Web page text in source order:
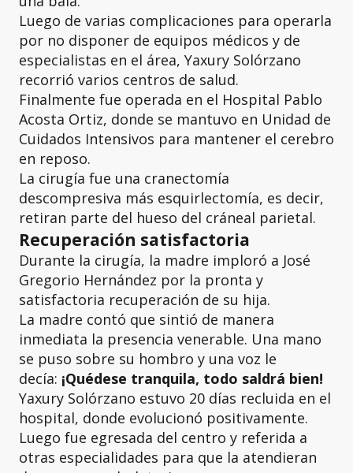
Luego de varias complicaciones para operarla
por no disponer de equipos médicos y de
especialistas en el área, Yaxury Solórzano
recorrió varios centros de salud.
Finalmente fue operada en el Hospital Pablo
Acosta Ortiz, donde se mantuvo en Unidad de
Cuidados Intensivos para mantener el cerebro
en reposo.
La cirugía fue una cranectomía
descompresiva más esquirlectomía, es decir,
retiran parte del hueso del cráneal parietal.
Recuperación satisfactoria
Durante la cirugía, la madre imploró a José
Gregorio Hernández por la pronta y
satisfactoria recuperación de su hija.
La madre contó que sintió de manera
inmediata la presencia venerable. Una mano
se puso sobre su hombro y una voz le
decía: ¡Quédese tranquila, todo saldrá bien!
Yaxury Solórzano estuvo 20 días recluida en el
hospital, donde evolucionó positivamente.
Luego fue egresada del centro y referida a
otras especialidades para que la atendieran